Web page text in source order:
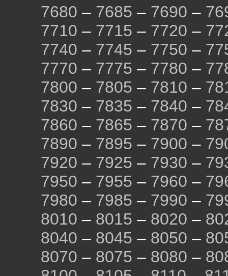
7680 – 7685 – 7690 –
7710 – 7715 – 7720 –
7740 – 7745 – 7750 –
7770 – 7775 – 7780 –
7800 – 7805 – 7810 –
7830 – 7835 – 7840 –
7860 – 7865 – 7870 –
7890 – 7895 – 7900 –
7920 – 7925 – 7930 –
7950 – 7955 – 7960 –
7980 – 7985 – 7990 –
8010 – 8015 – 8020 –
8040 – 8045 – 8050 –
8070 – 8075 – 8080 –